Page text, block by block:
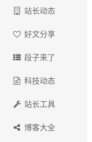
站长动态
好文分享
段子来了
科技动态
站长工具
博客大全